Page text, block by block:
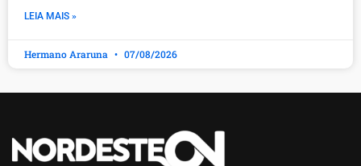
LEIA MAIS »
Hermano Araruna 07/08/2026